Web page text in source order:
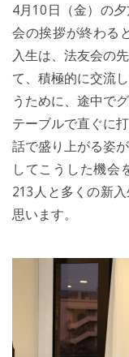
4月10日（金）の
会の挨拶が終わる
入生は、法友会の
て、積極的に交流
うために、途中で
テーブルで直ぐに
話で盛り上がる姿
してこうした機会
213人と多くの新
思います。